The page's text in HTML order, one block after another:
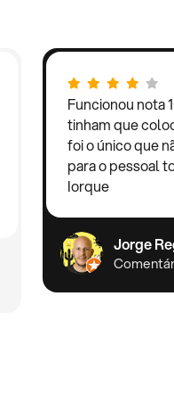
Funcionou nota
tinham que
foi o único que
para o pessoal
Iorque
Jorge